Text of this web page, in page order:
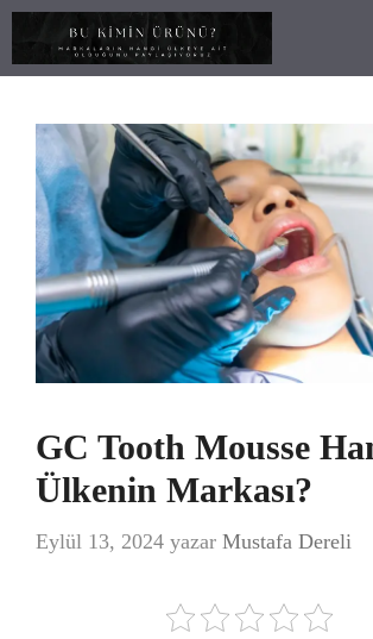
İçeriğe
GC Tooth Mousse
Ülkenin Markası?
Eylül 13, 2024 yazar Mustafa Dereli